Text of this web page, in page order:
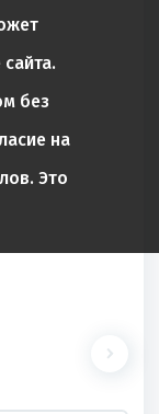
без
на
Это